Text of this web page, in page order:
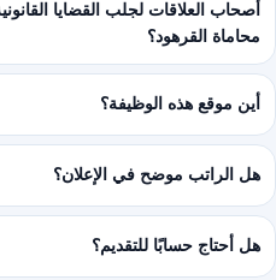
أصحاب العلاقات لجلب القضايا
محاماة القرهود؟
أين موقع هذه الوظيفة؟
هل الراتب موضح في الإعلان؟
هل أحتاج حسابًا للتقديم؟